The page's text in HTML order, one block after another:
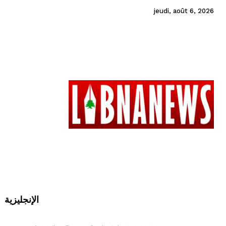
jeudi, août 6, 2026
الإنجليزية